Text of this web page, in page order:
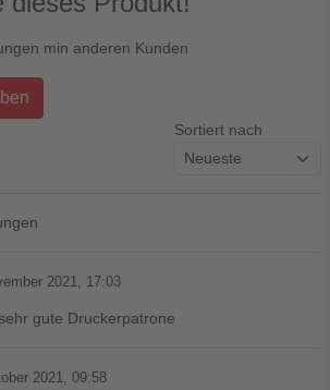
min anderen Kunden
Sortiert nach
2021, 17:03
gute Druckerpatrone
2021, 09:58